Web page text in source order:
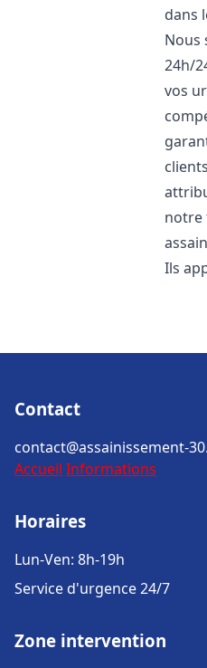
dans
Nous
24h/
vos
notre
Ils
Contact
contact@assainissement-
Accueil Informations
Horaires
Lun-Ven: 8h-19h
Service d'urgence 24/7
Zone intervention